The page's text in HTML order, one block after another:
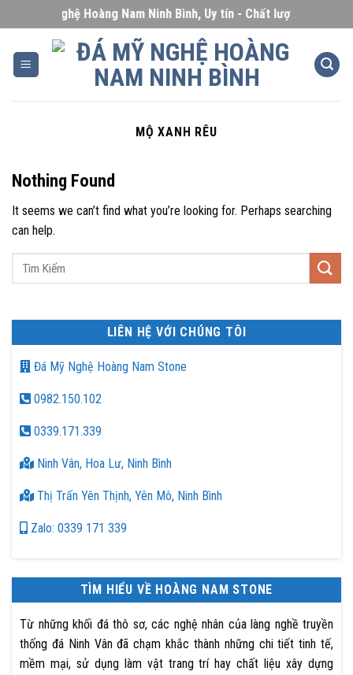
to
content
Đá Mỹ Nghệ Hoàng Nam Ninh Bình, Uy tín - Chất lượng - Giá
MỘ XANH RÊU
LIÊN HỆ VỚI CHÚNG TÔI
Đá Mỹ Nghệ Hoàng Nam Stone
0982.150.102
0339.171.339
Ninh Vân, Hoa Lư, Ninh Bình
Thị Trấn Yên Thịnh, Yên Mô, Ninh Bình
Zalo: 0339 171 339
TÌM HIỂU VỀ HOÀNG NAM STONE
Từ những khối đá thô sơ, các nghệ nhân của làng nghề truyền
thống đá Ninh Vân đã chạm khắc thành những chi tiết tinh tế,
mềm mại, sử dụng làm vật trang trí hay chất liệu xây dựng
Nothing Found
It seems we can’t find what you’re looking for. Perhaps searching
can help.